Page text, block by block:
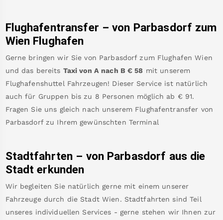
Flughafentransfer – von Parbasdorf zum
Wien Flughafen
Gerne bringen wir Sie von Parbasdorf zum Flughafen Wien
und das bereits Taxi von A nach B €58 mit unserem
Flughafenshuttel Fahrzeugen! Dieser Service ist natürlich
auch für Gruppen bis zu 8 Personen möglich ab € 91.
Fragen Sie uns gleich nach unserem Flughafentransfer von
Parbasdorf zu Ihrem gewünschten Terminal
Stadtfahrten – von Parbasdorf aus die
Stadt erkunden
Wir begleiten Sie natürlich gerne mit einem unserer
Fahrzeuge durch die Stadt Wien. Stadtfahrten sind Teil
unseres individuellen Services - gerne stehen wir Ihnen zur